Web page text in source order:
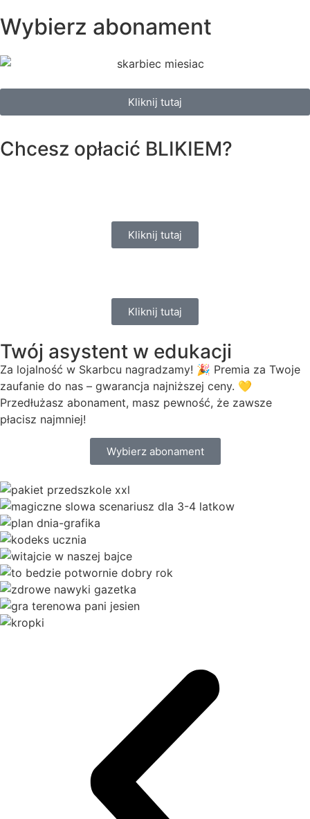
Wybierz abonament
Kliknij tutaj
Chcesz opłacić BLIKIEM?
Kliknij tutaj
Kliknij tutaj
Twój asystent w edukacji
Za lojalność w Skarbcu nagradzamy! 🎉 Premia za Twoje
zaufanie do nas – gwarancja najniższej ceny. 💛
Przedłużasz abonament, masz pewność, że zawsze
płacisz najmniej!
Wybierz abonament